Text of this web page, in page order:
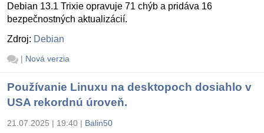
Debian 13.1 Trixie opravuje 71 chýb a pridáva 16
bezpečnostných aktualizácií.
Zdroj: Debian
| Nová verzia
Používanie Linuxu na desktopoch dosiahlo v
USA rekordnú úroveň.
21.07.2025 | 19:40 | Balin50